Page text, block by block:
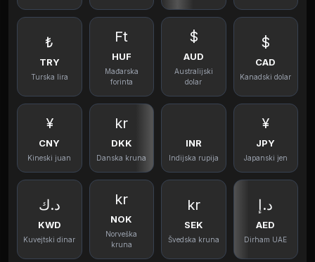
₺
TRY
Turska lira
Ft
HUF
Mađarska
forinta
$
AUD
Australijski
dolar
$
CAD
Kanadski dolar
¥
CNY
Kineski juan
kr
DKK
Danska kruna
INR
Indijska rupija
¥
JPY
Japanski jen
د.ك
KWD
Kuvejtski dinar
kr
NOK
Norveška
kruna
kr
SEK
Švedska kruna
د.إ
AED
Dirham UAE